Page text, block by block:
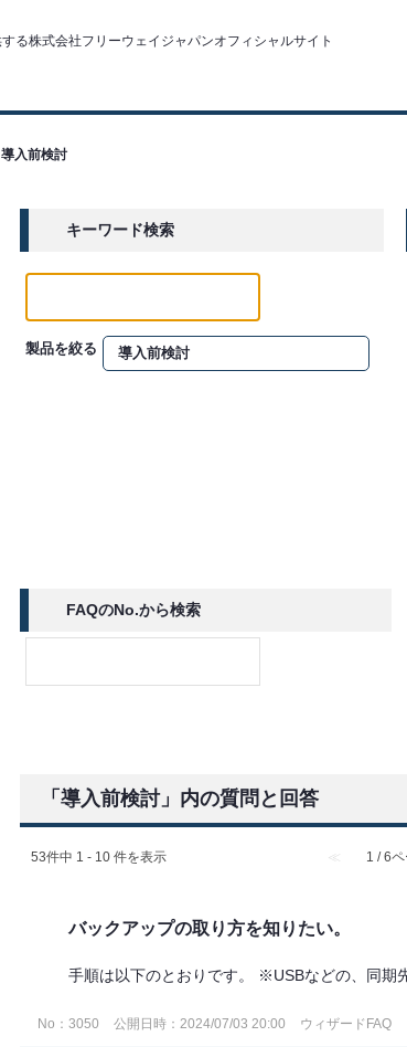
導入前検討
キーワード検索
製品を絞る
FAQのNo.から検索
「導入前検討」内の質問と回答
53件中 1 - 10 件を表示 ≪ 1 / 6
バックアップの取り方を知りたい。
手順は以下のとおりです。 ※USBなどの、同期
No：3050 公開日時：2024/07/03 20:00 ウィザードFAQ